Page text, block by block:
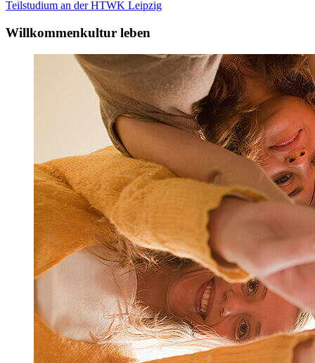
Teilstudium an derHTWK Leipzig
Willkommenkultur leben